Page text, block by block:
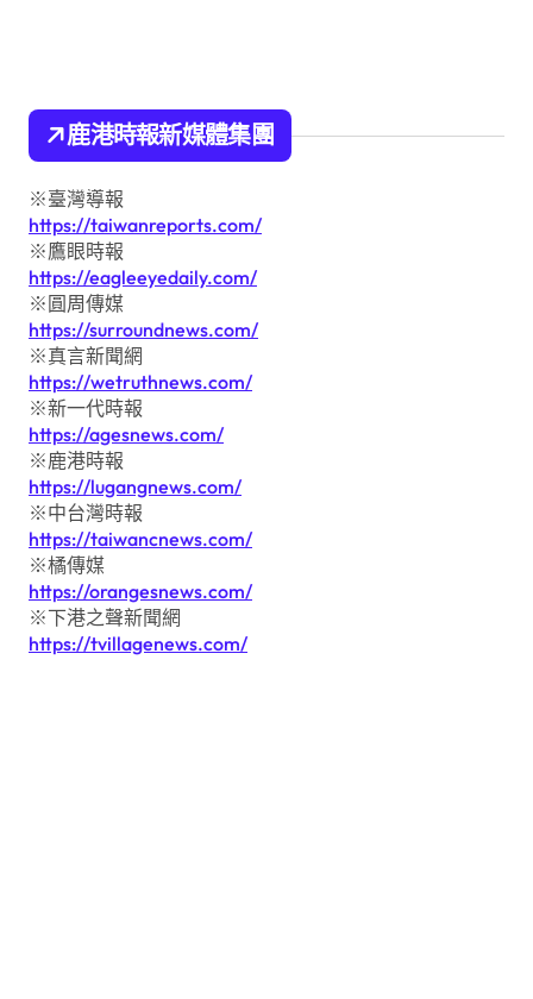
鹿港時報新媒體集團
※臺灣導報
https://taiwanreports.com/
※鷹眼時報
https://eagleeyedaily.com/
※圓周傳媒
https://surroundnews.com/
※真言新聞網
https://wetruthnews.com/
※新一代時報
https://agesnews.com/
※鹿港時報
https://lugangnews.com/
※中台灣時報
https://taiwancnews.com/
※橘傳媒
https://orangesnews.com/
※下港之聲新聞網
https://tvillagenews.com/